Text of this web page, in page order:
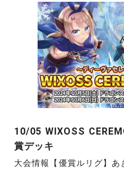
10/05 WIXOSS
賞デッキ
大会情報【優賞ルリグ】